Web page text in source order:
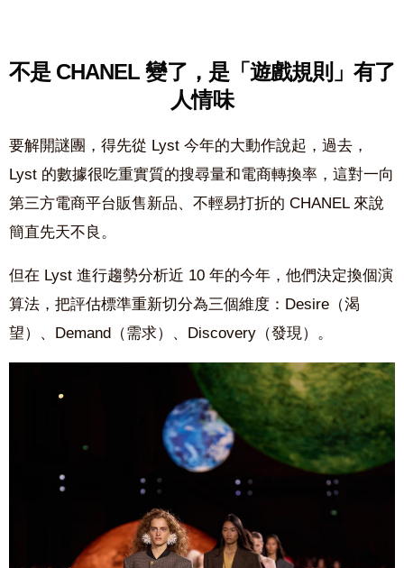
不是 CHANEL變了，是「遊戲規則」有了
人情味
要解開謎團，得先從 Lyst 今年的大動作說起，過去，
Lyst 的數據很吃重實質的搜尋量和電商轉換率，這對一向
第三方電商平台販售新品、不輕易打折的 CHANEL 來說
簡直先天不良。
但在 Lyst 進行趨勢分析近 10 年的今年，他們決定換個演
算法，把評估標準重新切分為三個維度： Desire（渴
望）、Demand（需求）、Discovery（發現）。